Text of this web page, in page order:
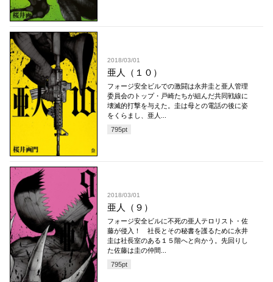
2018/03/01
亜人（１０）
フォージ安全ビルでの激闘は永井圭と亜人管理
委員会のトップ・戸崎たちが組んだ共同戦線に
壊滅的打撃を与えた。圭は母との電話の後に姿
をくらまし、亜人...
795pt
2018/03/01
亜人（９）
フォージ安全ビルに不死の亜人テロリスト・佐
藤が侵入！ 社長とその秘書を護るために永井
圭は社長室のある１５階へと向かう。先回りし
た佐藤は圭の仲間...
795pt